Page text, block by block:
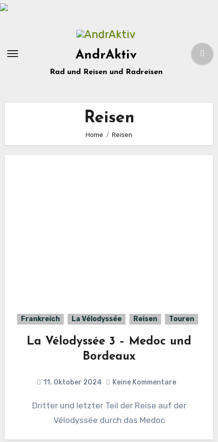
Zum
AndrAktiv
Rad und Reisen und Radreisen
Reisen
Home Reisen
Frankreich La Vélodyssée Reisen Touren
La Vélodyssée 3 – Medoc und
Bordeaux
11. Oktober 2024 Keine Kommentare
Dritter und letzter Teil der Reise auf der
Vélodyssée durch das Medoc